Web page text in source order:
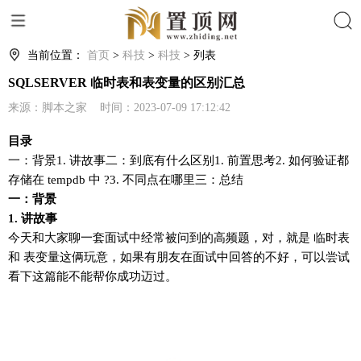
当前位置： 首页 > 科技 > 科技 > 列表
SQLSERVER 临时表和表变量的区别汇总
来源：脚本之家 时间：2023-07-09 17:12:42
目录
一：背景1. 讲故事二：到底有什么区别1. 前置思考2. 如何验证都
存储在 tempdb 中 ?3. 不同点在哪里三：总结
一：背景
1. 讲故事
今天和大家聊一套面试中经常被问到的高频题，对，就是 临时表
和 表变量这俩玩意，如果有朋友在面试中回答的不好，可以尝试
看下这篇能不能帮你成功迈过。